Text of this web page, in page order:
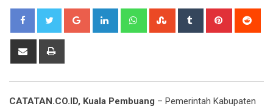
Google+ LinkedIn WhatsappStumbleUpon
Tumblr Pinterest
Share
CATATAN.CO.ID, Kuala Pembuang – Pemerintah Kabupaten